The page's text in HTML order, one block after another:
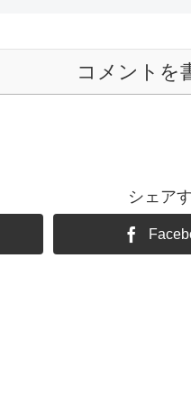
コメントを
シェア